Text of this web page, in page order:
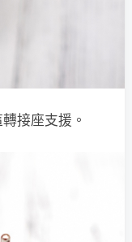
接座支援。